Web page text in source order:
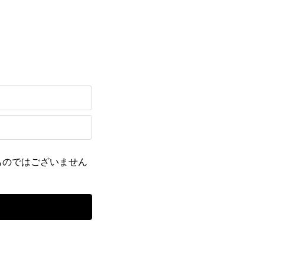
ではございません